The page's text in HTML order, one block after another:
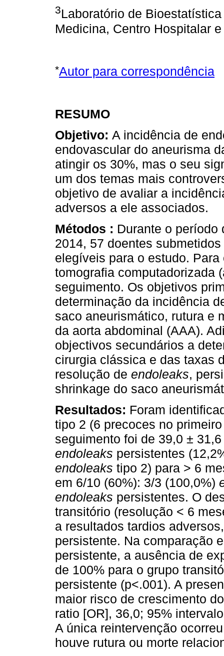
3Laboratório de
Medicina, Centro Hospitalar
*Autor para correspondência
RESUMO
Objetivo: A incidência de
endovascular do aneurisma
atingir os 30%, mas o seu
um dos temas mais
objetivo de avaliar a
adversos a ele associados.
Métodos : Durante o período
2014, 57 doentes
elegíveis para o estudo.
tomografia computadorizada
seguimento. Os objetivos
determinação da incidência
saco aneurismático, rutura e
da aorta abdominal (AAA).
objectivos secundários a
cirurgia clássica e das taxas
resolução de endoleaks,
shrinkage do saco
Resultados: Foram
tipo 2 (6 precoces no
seguimento foi de 39,0 ±
endoleaks persistentes
endoleaks tipo 2) para > 6
em 6/10 (60%): 3/3 (100,0%)
endoleaks persistentes. O
transitório (resolução < 6
a resultados tardios
persistente. Na comparação
persistente, a ausência de
de 100% para o grupo
persistente (p<.001). A
maior risco de crescimento
ratio [OR], 36,0; 95%
A única reintervenção
houve rutura ou morte